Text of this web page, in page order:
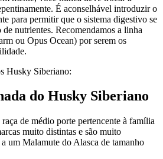
É aconselhável introduzir o
para permitir que o sistema digestivo se
nutrientes. Recomendamos a linha
ou Opus Ocean) por serem os
Husky Siberiano:
do Husky Siberiano
de médio porte pertencente à família
muito distintas e são muito
um Malamute do Alasca de tamanho